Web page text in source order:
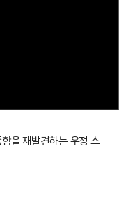
함을 재발견하는 우정 스